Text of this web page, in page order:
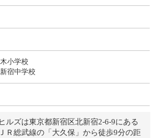
小学校
宿中学校
ルズは東京都新宿区北新宿2-6-9にある
Ｒ総武線の「大久保」から徒歩9分の距